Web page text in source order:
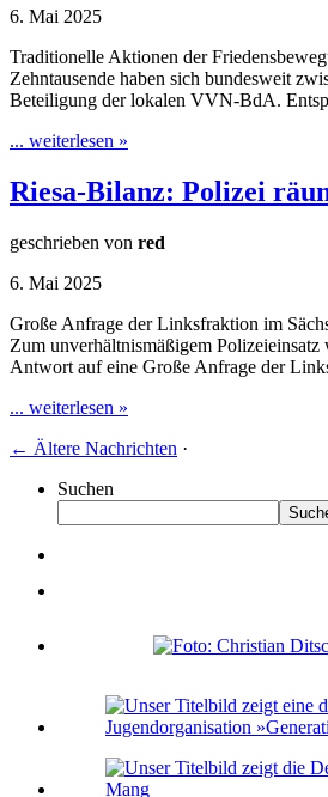
6. Mai 2025
Traditionelle Aktionen der
Zehntausende haben sich bundesweit
Beteiligung der lokalen VVN-BdA.
... weiterlesen »
Riesa-Bilanz: Polizei
geschrieben von red
6. Mai 2025
Große Anfrage der Linksfraktion im
Zum unverhältnismäßigem
Antwort auf eine Große Anfrage der
... weiterlesen »
← Ältere Nachrichten ·
Suchen